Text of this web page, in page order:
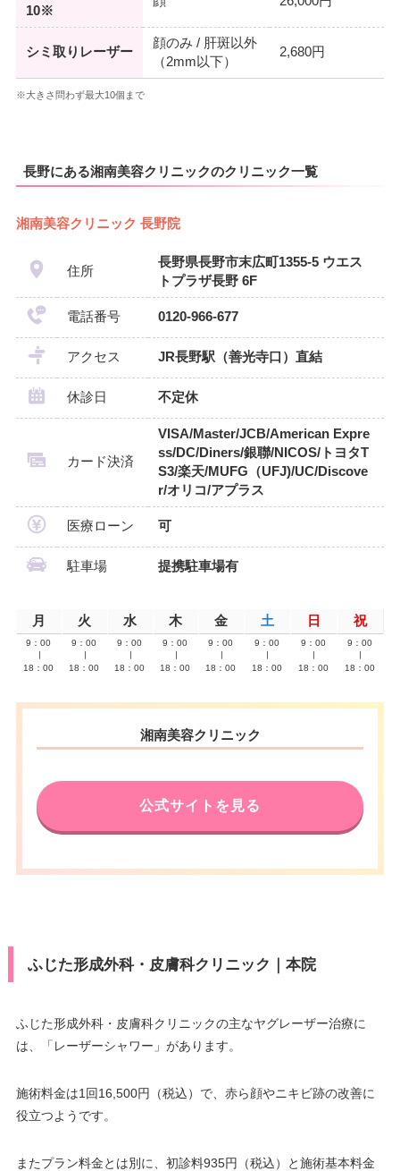
10※
シミ取りレーザー
顔のみ / 肝斑以外
（2mm以下）
2,680円
※大きさ問わず最大10個まで
長野にある湘南美容クリニックのクリニック一覧
湘南美容クリニック 長野院
住所
長野県長野市末広町1355-5 ウエス
トプラザ長野 6F
電話番号 0120-966-677
アクセス JR長野駅（善光寺口）直結
休診日 不定休
カード決済
VISA/Master/JCB/American Expre
ss/DC/Diners/銀聯/NICOS/トヨタT
S3/楽天/MUFG（UFJ)/UC/Discove
r/オリコ/アプラス
医療ローン 可
駐車場 提携駐車場有
月 火 水 木 金 土 日 祝
9：00
18：00
9：00
18：00
9：00
18：00
9：00
18：00
9：00
18：00
9：00
18：00
9：00
18：00
9：00
18：00
湘南美容クリニック
公式サイトを見る
ふじた形成外科・皮膚科クリニック｜本院
ふじた形成外科・皮膚科クリニックの主なヤグレーザー治療に
は、「レーザーシャワー」があります。
施術料金は1回16,500円（税込）で、赤ら顔やニキビ跡の改善に
役立つようです。
またプラン料金とは別に、初診料935円（税込）と施術基本料金